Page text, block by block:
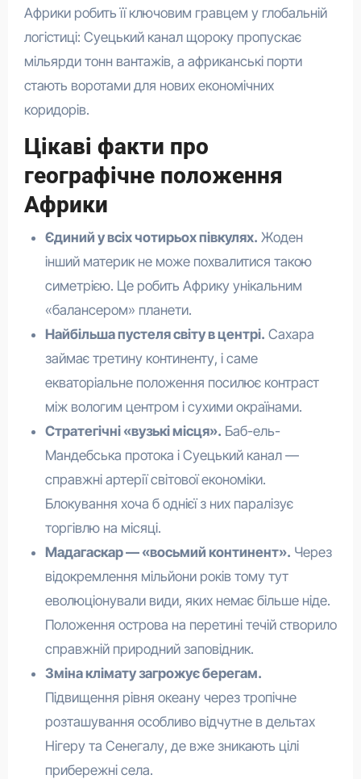
Африки робить її ключовим гравцем у глобальній
логістиці: Суецький канал щороку пропускає
мільярди тонн вантажів, а африканські порти
стають воротами для нових економічних
коридорів.
Цікаві факти про
географічне положення
Африки
Єдиний у всіх чотирьох півкулях. Жоден
інший материк не може похвалитися такою
симетрією. Це робить Африку унікальним
«балансером» планети.
Найбільша пустеля світу в центрі. Сахара
займає третину континенту, і саме
екваторіальне положення посилює контраст
між вологим центром і сухими окраїнами.
Стратегічні «вузькі місця». Баб-ель-
Мандебська протока і Суецький канал —
справжні артерії світової економіки.
Блокування хоча б однієї з них паралізує
торгівлю на місяці.
Мадагаскар — «восьмий континент». Через
відокремлення мільйони років тому тут
еволюціонували види, яких немає більше ніде.
Положення острова на перетині течій створило
справжній природний заповідник.
Зміна клімату загрожує берегам.
Підвищення рівня океану через тропічне
розташування особливо відчутне в дельтах
Нігеру та Сенегалу, де вже зникають цілі
прибережні села.